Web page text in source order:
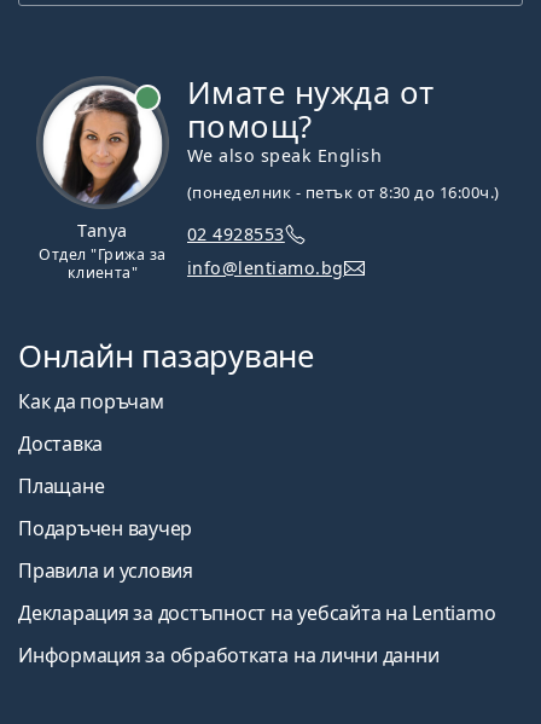
Tanya
Отдел "Грижа за
клиента"
Имате нужда от
помощ?
We also speak English
(понеделник - петък от 8:30 до 16:00ч.)
02 4928553
info@lentiamo.bg
Онлайн пазаруване
Как да поръчам
Доставка
Плащане
Подаръчен ваучер
Правила и условия
Декларация за достъпност на уебсайта на Lentiamo
Информация за обработката на лични данни